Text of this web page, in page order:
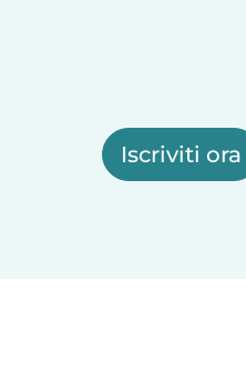
Iscriviti ora